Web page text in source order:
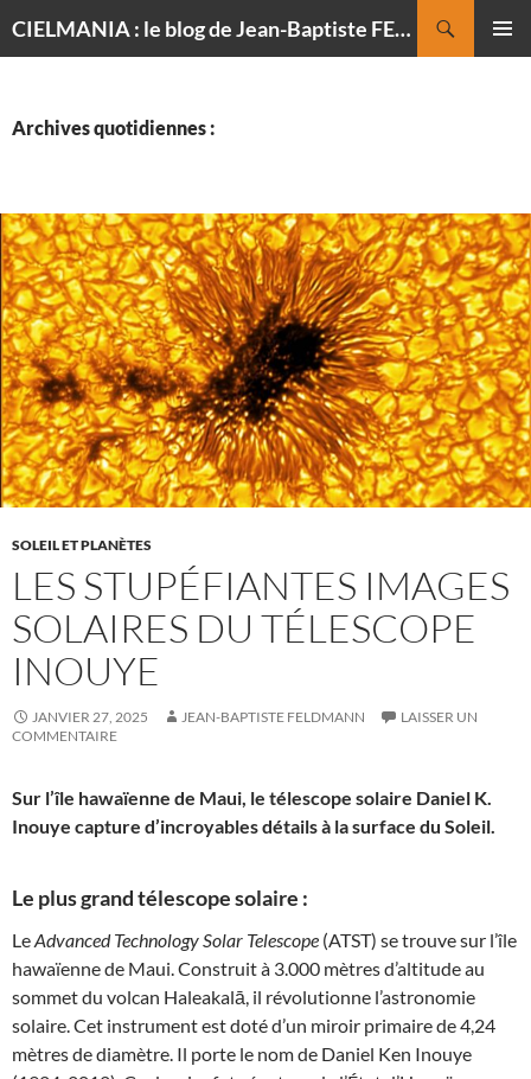
CIELMANIA : le blog de Jean-Baptiste FELDMANN, photographe du ciel
Archives quotidiennes :
SOLEIL ET PLANÈTES
LES STUPÉFIANTES IMAGES
SOLAIRES DU TÉLESCOPE
INOUYE
JANVIER 27, 2025 JEAN-BAPTISTE FELDMANN
LAISSER UN
COMMENTAIRE
Sur l’île hawaïenne de Maui, le télescope solaire Daniel K.
Inouye capture d’incroyables détails à la surface du Soleil.
Le plus grand télescope solaire :
LeAdvanced Technology Solar Telescope (ATST) se trouve sur l’île
hawaïenne de Maui. Construit à 3.000 mètres d’altitude au
sommet du volcan Haleakalā, il révolutionne l’astronomie
solaire. Cet instrument est doté d’un miroir primaire de 4,24
mètres de diamètre. Il porte le nom de Daniel Ken Inouye